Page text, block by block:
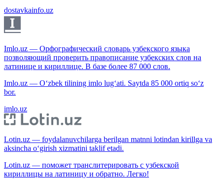
dostavkainfo.uz
Imlo.uz — Орфографический словарь узбекского языка
позволяющий проверить правописание узбекских слов на
латинице и кириллице. В базе более 87 000 слов.
Imlo.uz — O‘zbek tilining imlo lug‘ati. Saytda 85 000 ortiq so‘z
bor.
imlo.uz
Lotin.uz — foydalanuvchilarga berilgan matnni lotindan kirillga va
aksincha o‘girish xizmatini taklif etadi.
Lotin.uz — поможет транслитерировать с узбекской
кириллицы на латиницу и обратно. Легко!